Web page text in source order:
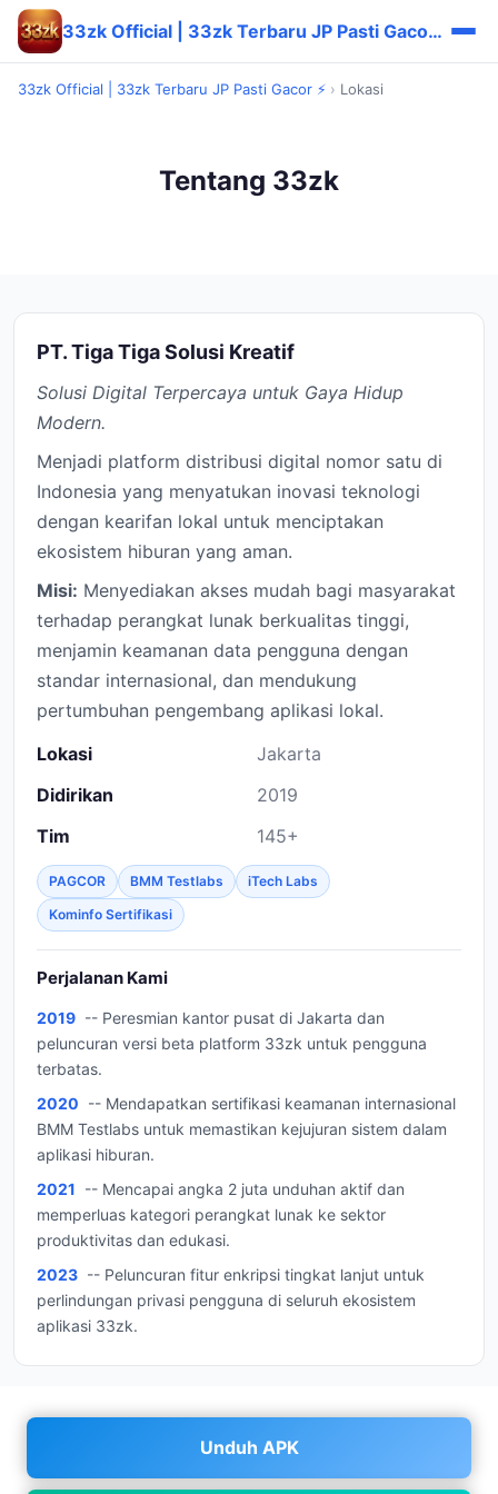
33zk Official | 33zk Terbaru JP Pasti Gacor ⚡
33zk Official | 33zk Terbaru JP Pasti Gacor ⚡ › Lokasi
Tentang 33zk
PT. Tiga Tiga Solusi Kreatif
Solusi Digital Terpercaya untuk Gaya Hidup
Modern.
Menjadi platform distribusi digital nomor satu di
Indonesia yang menyatukan inovasi teknologi
dengan kearifan lokal untuk menciptakan
ekosistem hiburan yang aman.
Misi: Menyediakan akses mudah bagi masyarakat
terhadap perangkat lunak berkualitas tinggi,
menjamin keamanan data pengguna dengan
standar internasional, dan mendukung
pertumbuhan pengembang aplikasi lokal.
Lokasi
Jakarta
Didirikan
2019
Tim
145+
PAGCOR BMM Testlabs
iTech Labs
Kominfo Sertifikasi
Perjalanan Kami
2019 -- Peresmian kantor pusat di Jakarta dan
peluncuran versi beta platform 33zk untuk pengguna
terbatas.
2020 -- Mendapatkan sertifikasi keamanan internasional
BMM Testlabs untuk memastikan kejujuran sistem dalam
aplikasi hiburan.
2021 -- Mencapai angka 2 juta unduhan aktif dan
memperluas kategori perangkat lunak ke sektor
produktivitas dan edukasi.
2023 -- Peluncuran fitur enkripsi tingkat lanjut untuk
perlindungan privasi pengguna di seluruh ekosistem
aplikasi 33zk.
Unduh APK